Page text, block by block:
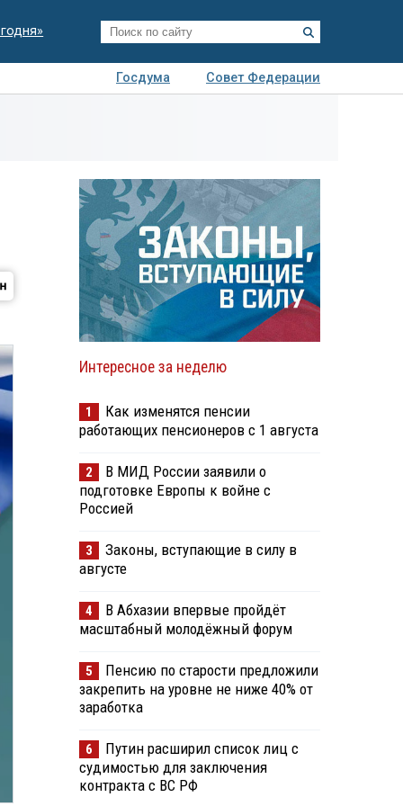
Госдума
Совет Федерации
Интересное за неделю
1
Как изменятся пенсии
работающих пенсионеров с 1 августа
2
В МИД России заявили о
подготовке Европы к войне с
Россией
3
Законы, вступающие в силу в
августе
4
В Абхазии впервые пройдёт
масштабный молодёжный форум
5
Пенсию по старости предложили
закрепить на уровне не ниже 40% от
заработка
6
Путин расширил список лиц с
судимостью для заключения
контракта с ВС РФ